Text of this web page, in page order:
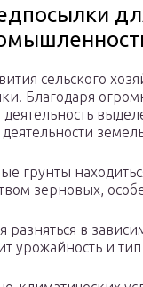
сельского
Благодаря
деятельность
грунты
зерновых,
разняться в
урожайность и